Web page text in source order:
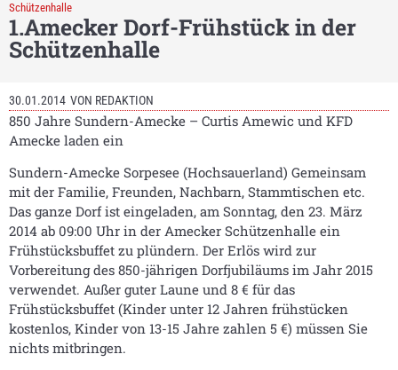
Schützenhalle
1.Amecker Dorf-Frühstück in der
Schützenhalle
30.01.2014 VON REDAKTION
850 Jahre Sundern-Amecke – Curtis Amewic und KFD
Amecke laden ein
Sundern-Amecke Sorpesee (Hochsauerland) Gemeinsam
mit der Familie, Freunden, Nachbarn, Stammtischen etc.
Das ganze Dorf ist eingeladen, am Sonntag, den 23. März
2014 ab 09:00 Uhr in der Amecker Schützenhalle ein
Frühstücksbuffet zu plündern. Der Erlös wird zur
Vorbereitung des 850-jährigen Dorfjubiläums im Jahr 2015
verwendet. Außer guter Laune und 8 € für das
Frühstücksbuffet (Kinder unter 12 Jahren frühstücken
kostenlos, Kinder von 13-15 Jahre zahlen 5 €) müssen Sie
nichts mitbringen.